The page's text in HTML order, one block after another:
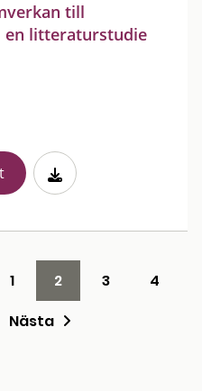
till
en litteraturstudie
1 2 3
4
Nästa